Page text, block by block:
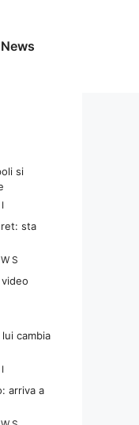
si
sta
cambia
arriva a